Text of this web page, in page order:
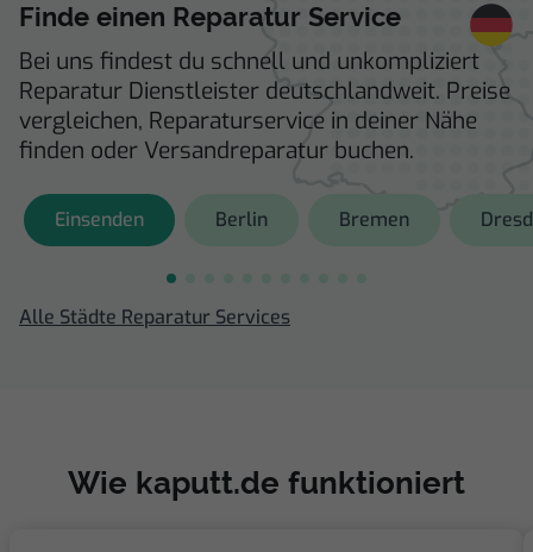
Finde einen Reparatur Service
Bei uns findest du schnell und unkompliziert
Reparatur Dienstleister deutschlandweit. Preise
vergleichen, Reparaturservice in deiner Nähe
finden oder Versandreparatur buchen.
Einsenden Berlin Bremen
Alle Städte Reparatur Services
Wie kaputt.de funktioniert